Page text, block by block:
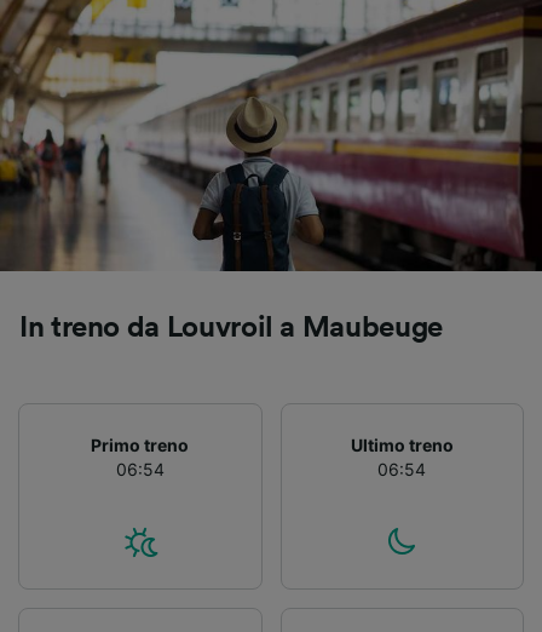
In treno da Louvroil a Maubeuge
Primo treno
06:54
Ultimo treno
06:54